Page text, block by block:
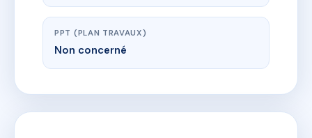
PPT (PLAN TRAVAUX)
Non concerné